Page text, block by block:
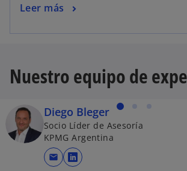
Leer más
Nuestro equipo de
Diego Bleger
Socio Líder de Asesoría
KPMG Argentina
mail se abre en una pestaña